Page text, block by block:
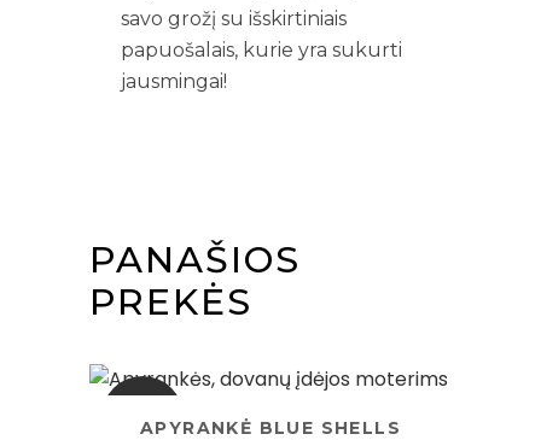
savo grožį su išskirtiniais
papuošalais, kurie yra sukurti
jausmingai!
PANAŠIOS
PREKĖS
SALE
APYRANKĖ BLUE SHELLS